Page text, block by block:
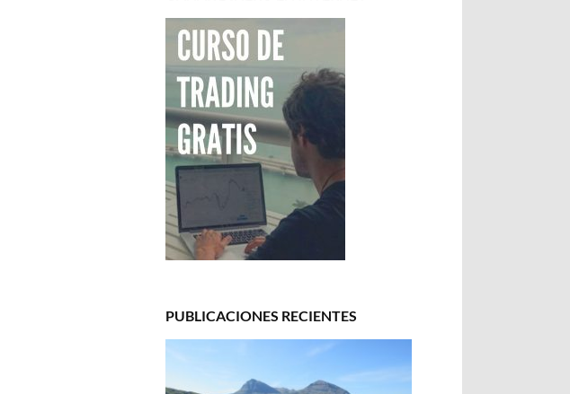
PUBLICACIONES RECIENTES